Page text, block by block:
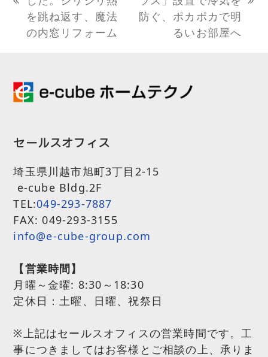
previous
post:
を跳ね返す、魔法
の内窓リフォーム
next
post:
防ぐ、ポカポカで明
るいお部屋へ
セールスオフィス
埼玉県川越市旭町3丁目2-15
e-cube Bldg.2F
TEL:049-293-7887
FAX: 049-293-3155
info@e-cube-group.com
【営業時間】
月曜～金曜: 8:30～18:30
定休日：土曜、日曜、祝祭日
※上記はセールスオフィスの営業時間です。工
事につきましてはお客様とご相談の上、承りま